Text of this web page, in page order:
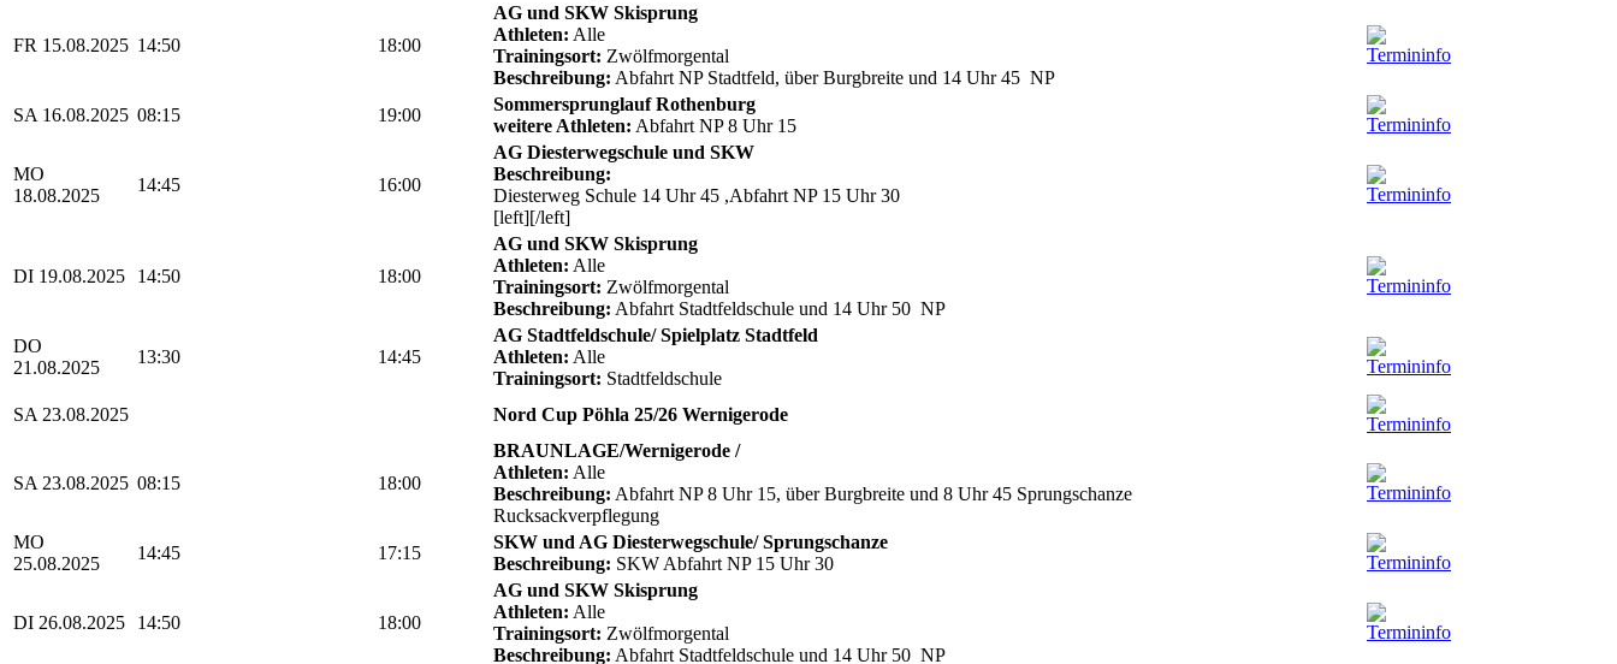
FR 15.08.2025 14:50 18:00
AG und SKW Skisprung
Athleten: Alle
Trainingsort: Zwölfmorgental
Beschreibung: Abfahrt NP Stadtfeld, über Burgbreite und 14 Uhr 45 NP
SA 16.08.2025 08:15 19:00
Sommersprunglauf Rothenburg
weitere Athleten: Abfahrt NP 8 Uhr 15
MO
18.08.2025
14:45 16:00
AG Diesterwegschule und SKW
Beschreibung:
Diesterweg Schule 14 Uhr 45 ,Abfahrt NP 15 Uhr 30
[left][/left]
DI 19.08.2025 14:50 18:00
AG und SKW Skisprung
Athleten: Alle
Trainingsort: Zwölfmorgental
Beschreibung: Abfahrt Stadtfeldschule und 14 Uhr 50 NP
DO
21.08.2025
13:30 14:45
AG Stadtfeldschule/ Spielplatz Stadtfeld
Athleten: Alle
Trainingsort: Stadtfeldschule
SA 23.08.2025
Nord Cup Pöhla 25/26 Wernigerode
SA 23.08.2025 08:15 18:00
BRAUNLAGE/Wernigerode /
Athleten: Alle
Beschreibung: Abfahrt NP 8 Uhr 15, über Burgbreite und 8 Uhr 45 Sprungschanze
Rucksackverpflegung
MO
25.08.2025
14:45 17:15
SKW und AG Diesterwegschule/ Sprungschanze
Beschreibung: SKW Abfahrt NP 15 Uhr 30
DI 26.08.2025 14:50 18:00
AG und SKW Skisprung
Athleten: Alle
Trainingsort: Zwölfmorgental
Beschreibung: Abfahrt Stadtfeldschule und 14 Uhr 50 NP